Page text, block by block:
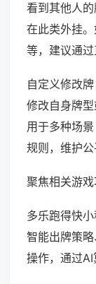
看到其他人
在此类外挂
等，建议通过
自定义修改
修改自身牌
用于多种场
规则，维护公
聚焦相关游戏
多乐跑得快
智能出牌策
操作，通过AI